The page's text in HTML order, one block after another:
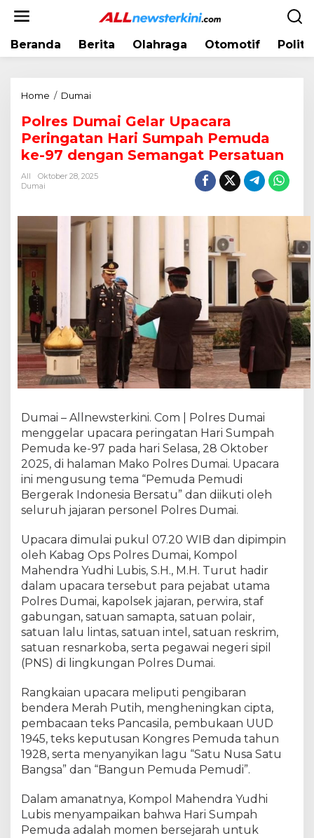
Beranda Berita Olahraga Otomotif
Home / Dumai
r
e
D
a
i
G
l
a
p
a
c
a
r
P
e
r
i
g
a
t
n
H
a
r
i
S
u
m
p
a
P
e
m
u
d
a
e
-
9
Polres Dumai Gelar Upacara
Peringatan Hari Sumpah Pemuda
ke-97 dengan Semangat Persatuan
All
Oktober 28, 2025
Dumai
Dumai – Allnewsterkini. Com | Polres Dumai
menggelar upacara peringatan Hari Sumpah
Pemuda ke-97 pada hari Selasa, 28 Oktober
2025, di halaman Mako Polres Dumai. Upacara
ini mengusung tema “Pemuda Pemudi
Bergerak Indonesia Bersatu” dan diikuti oleh
seluruh jajaran personel Polres Dumai.
Upacara dimulai pukul 07.20 WIB dan dipimpin
oleh Kabag Ops Polres Dumai, Kompol
Mahendra Yudhi Lubis, S.H., M.H. Turut hadir
dalam upacara tersebut para pejabat utama
Polres Dumai, kapolsek jajaran, perwira, staf
gabungan, satuan samapta, satuan polair,
satuan lalu lintas, satuan intel, satuan reskrim,
satuan resnarkoba, serta pegawai negeri sipil
(PNS) di lingkungan Polres Dumai.
Rangkaian upacara meliputi pengibaran
bendera Merah Putih, mengheningkan cipta,
pembacaan teks Pancasila, pembukaan UUD
1945, teks keputusan Kongres Pemuda tahun
1928, serta menyanyikan lagu “Satu Nusa Satu
Bangsa” dan “Bangun Pemuda Pemudi”.
Dalam amanatnya, Kompol Mahendra Yudhi
Lubis menyampaikan bahwa Hari Sumpah
Pemuda adalah momen bersejarah untuk